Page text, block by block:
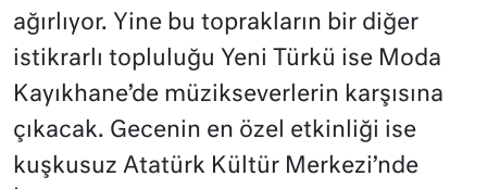
ağırlıyor. Yine bu toprakların bir diğer
istikrarlı topluluğu Yeni Türkü ise Moda
Kayıkhane’de müzikseverlerin karşısına
çıkacak. Gecenin en özel etkinliği ise
kuşkusuz Atatürk Kültür Merkezi’nde